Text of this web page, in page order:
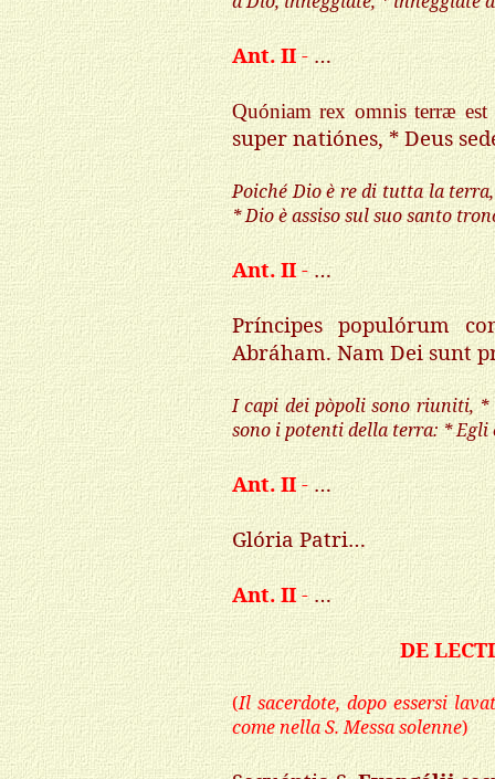
Ant. II-…
Quóniam rex omnis terræ
super natiónes, * Deus
Poiché Dio è re di tutta la
* Dio è assiso sul suo santo
Ant. II-…
Príncipes populórum
Abráham. Nam Dei sunt
I capi dei pòpoli sono riuniti, *
sono i potenti della terra: * Egli
Ant. II-…
Glória Patri…
Ant. II-…
DE
(Il sacerdote, dopo essersi
come nella S. Messa solenne)